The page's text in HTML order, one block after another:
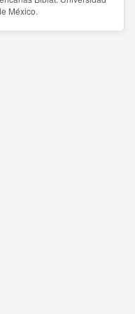
México.